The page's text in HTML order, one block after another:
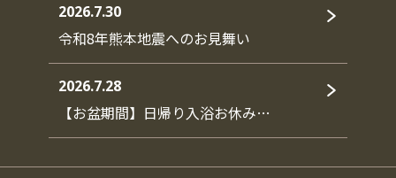
2026.7.30
令和8年熊本地震へのお見舞い
2026.7.28
【お盆期間】日帰り入浴お休み…